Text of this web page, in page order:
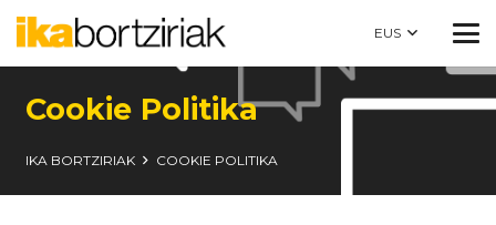
EUS
Cookie Politika
IKA BORTZIRIAK COOKIE POLITIKA